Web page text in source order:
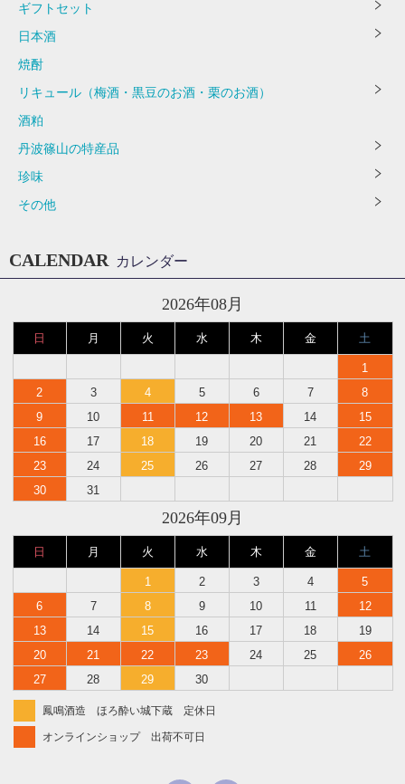
ギフトセット
日本酒
焼酎
リキュール（梅酒・黒豆のお酒・栗のお酒）
酒粕
丹波篠山の特産品
珍味
その他
CALENDAR カレンダー
2026年08月
日 月 火 水 木 金 土
1
2
3 4 5 6 7
8
9
10 11 12 13 14
15
16
17 18 19 20 21
22
23
24 25 26 27 28
29
30
31
2026年09月
日 月 火 水 木 金 土
1 2 3 4
5
6
7 8 9 10 11
12
13
14 15 16 17 18
19
20
21 22 23 24 25
26
27
28 29 30
鳳鳴酒造 ほろ酔い城下蔵 定休日
オンラインショップ 出荷不可日